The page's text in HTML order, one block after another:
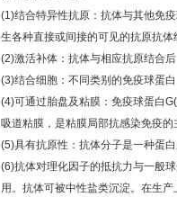
(1)结合特异性抗原：抗体与其他免
生各种直接或间接的可见的抗原抗体
(2)激活补体：抗体与相应抗原结合
(3)结合细胞：不同类别的免疫球蛋
(4)可通过胎盘及粘膜：免疫球蛋白
吸道粘膜，是粘膜局部抗感染免疫的
(5)具有抗原性：抗体分子是一种蛋
(6)抗体对理化因子的抵抗力与一般
用。抗体可被中性盐类沉淀。在生